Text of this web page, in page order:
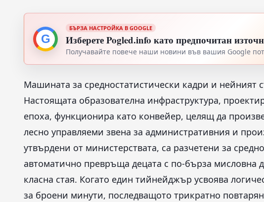
G
БЪРЗА НАСТРОЙКА В GOOGLE
Изберете Pogled.info като предпочитан
Получавайте повече наши новини във вашия Google
Машината за средностатистически кадри и нейният
Настоящата образователна инфраструктура,
епоха, функционира като конвейер, целящ да
лесно управляеми звена за административния и
утвърдени от министерствата, са разчетени за
автоматично превръща децата с по-бърза мисловна
класна стая. Когато един тийнейджър усвоява
за броени минути, последващото трикратно